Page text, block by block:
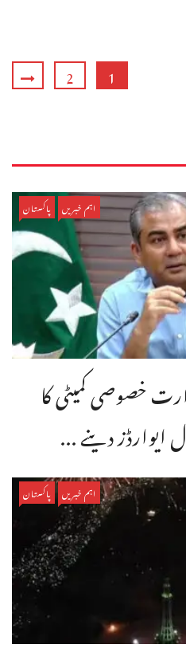
1
2
اہم خبریں پاکستان
خصوصی کمیٹی کا
اہم خبریں پاکستان